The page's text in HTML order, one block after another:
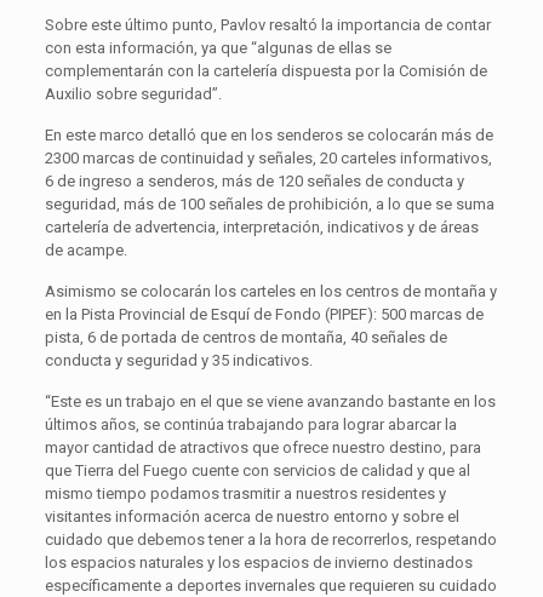
Sobre este último punto, Pavlov resaltó la importancia de contar
con esta información, ya que “algunas de ellas se
complementarán con la cartelería dispuesta por la Comisión de
Auxilio sobre seguridad”.
En este marco detalló que en los senderos se colocarán más de
2300 marcas de continuidad y señales, 20 carteles informativos,
6 de ingreso a senderos, más de 120 señales de conducta y
seguridad, más de 100 señales de prohibición, a lo que se suma
cartelería de advertencia, interpretación, indicativos y de áreas
de acampe.
Asimismo se colocarán los carteles en los centros de montaña y
en la Pista Provincial de Esquí de Fondo (PIPEF): 500 marcas de
pista, 6 de portada de centros de montaña, 40 señales de
conducta y seguridad y 35 indicativos.
“Este es un trabajo en el que se viene avanzando bastante en los
últimos años, se continúa trabajando para lograr abarcar la
mayor cantidad de atractivos que ofrece nuestro destino, para
que Tierra del Fuego cuente con servicios de calidad y que al
mismo tiempo podamos trasmitir a nuestros residentes y
visitantes información acerca de nuestro entorno y sobre el
cuidado que debemos tener a la hora de recorrerlos, respetando
los espacios naturales y los espacios de invierno destinados
específicamente a deportes invernales que requieren su cuidado